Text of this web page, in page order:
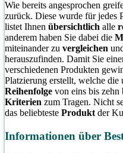
Wie bereits angesprochen
zurück. Diese wurde für jedes
listet Ihnen übersichtlich alle
anderem haben Sie dabei die
miteinander zu vergleichen
herauszufinden. Damit Sie
verschiedenen Produkten
Platzierung erstellt, welche
Reihenfolge von eins bis zehn
Kriterien zum Tragen. Nicht
das beliebteste Produkt der
Informationen über